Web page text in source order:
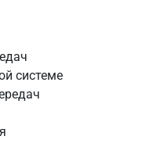
системе